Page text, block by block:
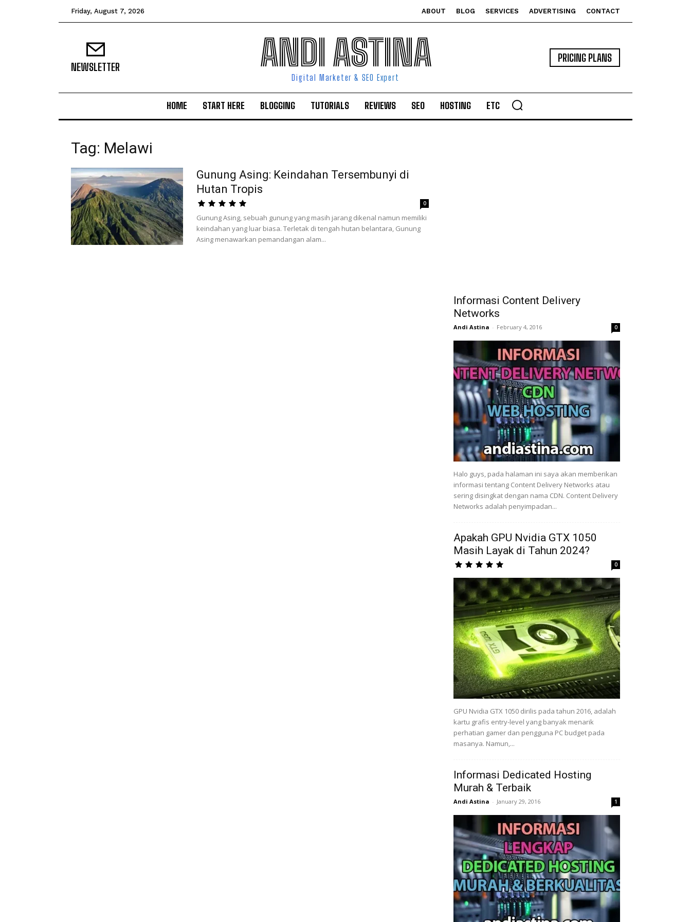
Friday, August 7, 2026 ABOUT BLOG SERVICES ADVERTISING CONTACT
NEWSLETTER ANDI ASTINA
Digital Marketer & SEO Expert
PRICING PLANS
HOME START HERE BLOGGING TUTORIALS REVIEWS SEO HOSTING ETC
Tag: Melawi
Gunung Asing: Keindahan Tersembunyi di
Hutan Tropis
0
Gunung Asing, sebuah gunung yang masih jarang dikenal namun memiliki
keindahan yang luar biasa. Terletak di tengah hutan belantara, Gunung
Asing menawarkan pemandangan alam...
Informasi Content Delivery
Networks
Andi Astina - February 4, 2016 0
Halo guys, pada halaman ini saya akan memberikan
informasi tentang Content Delivery Networks atau
sering disingkat dengan nama CDN. Content Delivery
Networks adalah penyimpadan...
Apakah GPU Nvidia GTX 1050
Masih Layak di Tahun 2024?
0
GPU Nvidia GTX 1050 dirilis pada tahun 2016, adalah
kartu grafis entry-level yang banyak menarik
perhatian gamer dan pengguna PC budget pada
masanya. Namun,...
Informasi Dedicated Hosting
Murah & Terbaik
Andi Astina - January 29, 2016 1